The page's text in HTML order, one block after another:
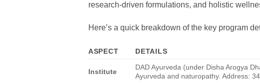
research-driven formulations, and holistic
Here’s a quick breakdown of the key program
ASPECT DETAILS
Institute
DAD Ayurveda (under Disha Arogya
Ayurveda and naturopathy. Address: